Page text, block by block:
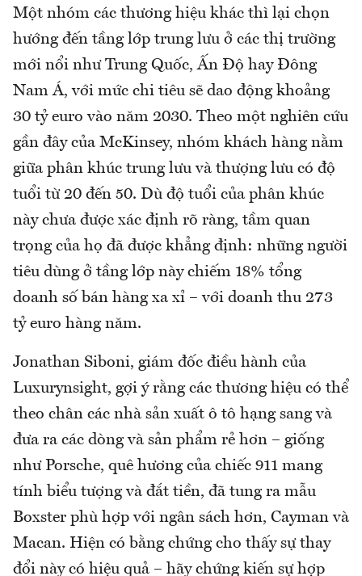
Một nhóm các thương hiệu khác thì lại chọn
hướng đến tầng lớp trung lưu ở các thị trường
mới nổi như Trung Quốc, Ấn Độ hay Đông
Nam Á, với mức chi tiêu sẽ dao động khoảng
30 tỷ euro vào năm 2030. Theo một nghiên cứu
gần đây của McKinsey, nhóm khách hàng nằm
giữa phân khúc trung lưu và thượng lưu có độ
tuổi từ 20 đến 50. Dù độ tuổi của phân khúc
này chưa được xác định rõ ràng, tầm quan
trọng của họ đã được khẳng định: những người
tiêu dùng ở tầng lớp này chiếm 18% tổng
doanh số bán hàng xa xỉ – với doanh thu 273
tỷ euro hàng năm.
Jonathan Siboni, giám đốc điều hành của
Luxurynsight, gợi ý rằng các thương hiệu có thể
theo chân các nhà sản xuất ô tô hạng sang và
đưa ra các dòng và sản phẩm rẻ hơn – giống
như Porsche, quê hương của chiếc 911 mang
tính biểu tượng và đắt tiền, đã tung ra mẫu
Boxster phù hợp với ngân sách hơn, Cayman và
Macan. Hiện có bằng chứng cho thấy sự thay
đổi này có hiệu quả – hãy chứng kiến ​​sự hợp